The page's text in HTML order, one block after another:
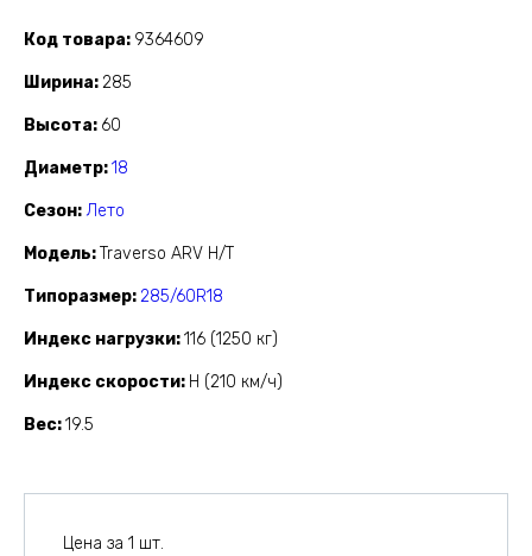
Код товара 9364609
Ширина 285
Высота 60
Диаметр 18
Сезон Лето
Модель Traverso ARV H/T
Типоразмер 285/60R18
Индекс нагрузки 116 (1250 кг)
Индекс скорости H (210 км/ч)
Вес 19.5
Цена за 1 шт.